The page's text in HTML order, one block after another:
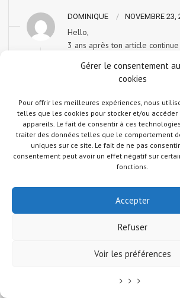
Gérer le consentement
cookies
Pour offrir les meilleures expériences, nous
telles que les cookies pour stocker et/ou
appareils. Le fait de consentir à ces
traiter des données telles que le comportement
uniques sur ce site. Le fait de ne pas
consentement peut avoir un effet négatif sur
fonctions.
Accepter
Refuser
Voir les préférences
DOMINIQUE NOVEMBRE 23,
Hello,
3 ans après ton article
début Avril. On aime bien la
beaucoup, 170km l’année
Merci pour la partage. On va
on déteste facebook et les
représentent.
JUDITH COTELLE
Merci pour votre
Y a vraiment plein de
faire au Japon. Le
Profitez bien de votre